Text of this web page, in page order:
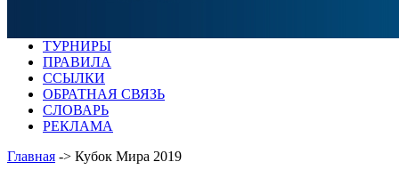
ТУРНИРЫ
ПРАВИЛА
ССЫЛКИ
ОБРАТНАЯ СВЯЗЬ
СЛОВАРЬ
РЕКЛАМА
Главная -> Кубок Мира 2019